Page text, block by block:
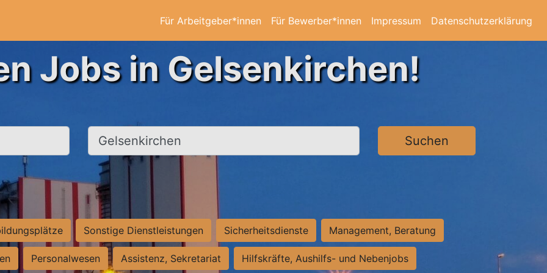
Für Arbeitgeber*innen Für Bewerber*innen Impressum Datenschutzerklärung
Jobs in Gelsenkirchen!
Ort, Stadt Suchen
Sonstige Dienstleistungen Sicherheitsdienste Management, Beratung
Personalwesen Assistenz, Sekretariat Hilfskräfte, Aushilfs- und Nebenjobs